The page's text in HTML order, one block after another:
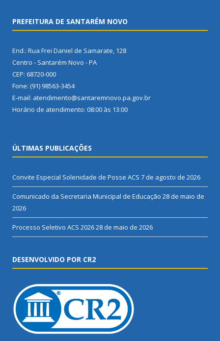
PREFEITURA DE SANTARÉM NOVO
End.: Rua Frei Daniel de Samarate, 128
Centro - Santarém Novo - PA
CEP: 68720-000
Fone: (91) 98563-3454
E-mail: atendimento@santaremnovo.pa.gov.br
Horário de atendimento: 08:00 às 13:00
ÚLTIMAS PUBLICAÇÕES
Convite Especial Solenidade de Posse ACS 7 de agosto de 2026
Comunicado da Secretaria Municipal de Educação 28 de maio de
2026
Processo Seletivo ACS 202628 de maio de 2026
DESENVOLVIDO POR CR2